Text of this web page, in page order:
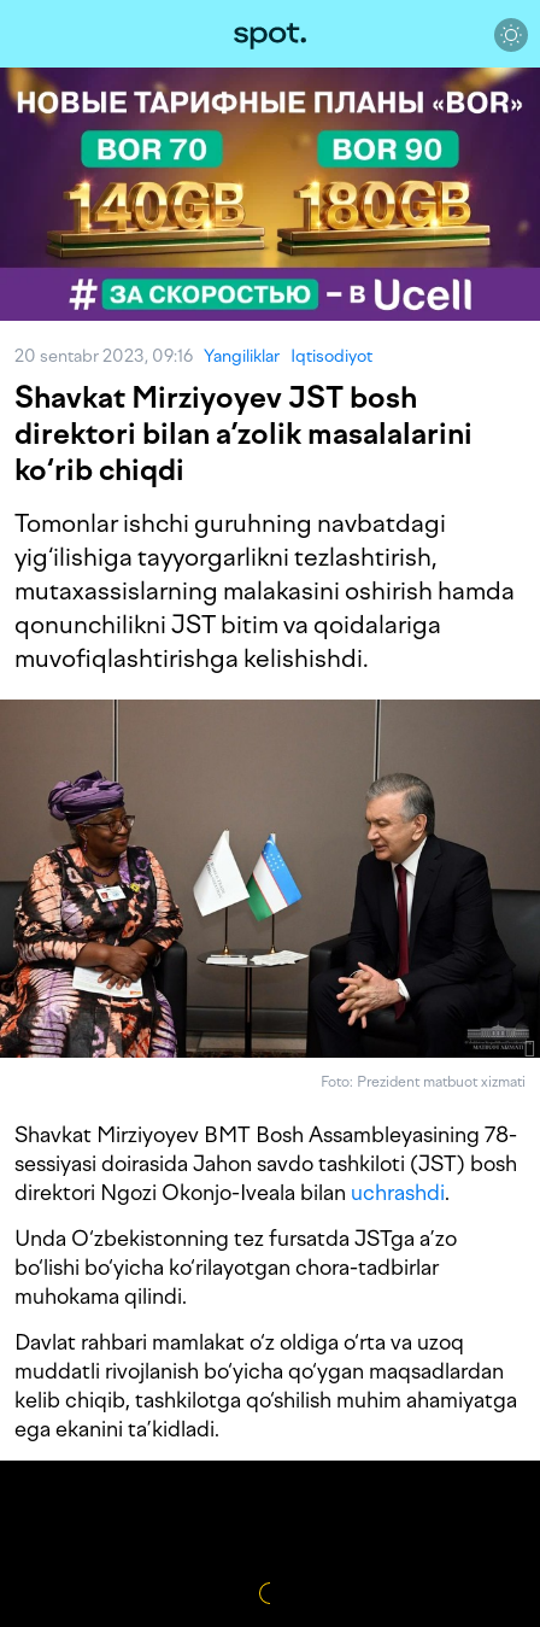
20 sentabr 2023, 09:16 Yangiliklar Iqtisodiyot
Shavkat Mirziyoyev JST bosh
direktori bilan a’zolik masalalarini
ko‘rib chiqdi
Tomonlar ishchi guruhning navbatdagi
yig‘ilishiga tayyorgarlikni tezlashtirish,
mutaxassislarning malakasini oshirish hamda
qonunchilikni JST bitim va qoidalariga
muvofiqlashtirishga kelishishdi.
Foto: Prezident matbuot xizmati
Shavkat Mirziyoyev BMT Bosh Assambleyasining 78-
sessiyasi doirasida Jahon savdo tashkiloti (JST) bosh
direktori Ngozi Okonjo-Iveala bilan uchrashdi.
Unda O‘zbekistonning tez fursatda JSTga a’zo
bo‘lishi bo‘yicha ko‘rilayotgan chora-tadbirlar
muhokama qilindi.
Davlat rahbari mamlakat o‘z oldiga o‘rta va uzoq
muddatli rivojlanish bo‘yicha qo‘ygan maqsadlardan
kelib chiqib, tashkilotga qo‘shilish muhim ahamiyatga
ega ekanini ta’kidladi.